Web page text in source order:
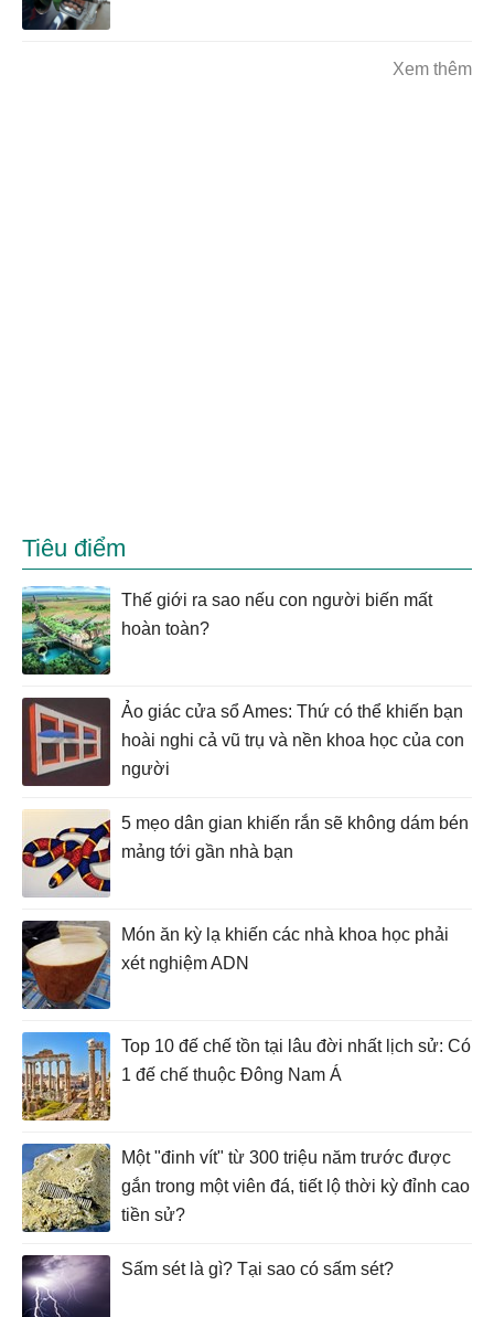
Xem thêm
Tiêu điểm
Thế giới ra sao nếu con người biến mất
hoàn toàn?
Ảo giác cửa sổ Ames: Thứ có thể khiến bạn
hoài nghi cả vũ trụ và nền khoa học của con
người
5 mẹo dân gian khiến rắn sẽ không dám bén
mảng tới gần nhà bạn
Món ăn kỳ lạ khiến các nhà khoa học phải
xét nghiệm ADN
Top 10 đế chế tồn tại lâu đời nhất lịch sử: Có
1 đế chế thuộc Đông Nam Á
Một "đinh vít" từ 300 triệu năm trước được
gắn trong một viên đá, tiết lộ thời kỳ đỉnh cao
tiền sử?
Sấm sét là gì? Tại sao có sấm sét?